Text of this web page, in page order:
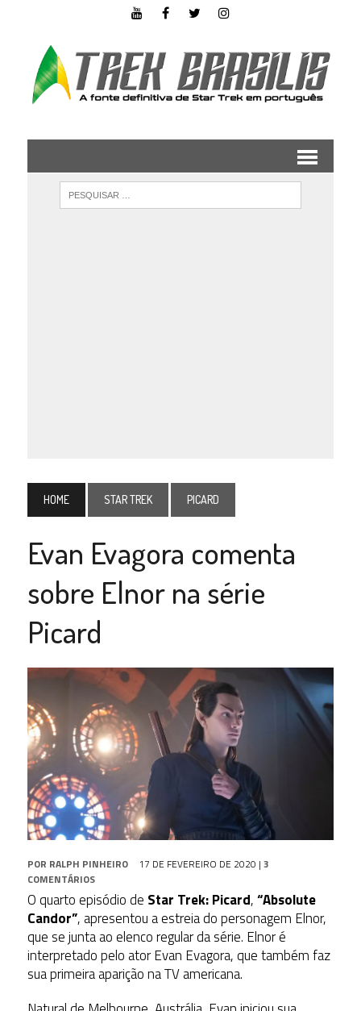
HOME STAR TREK PICARD
Evan Evagora comenta
sobre Elnor na série
Picard
POR RALPH PINHEIRO 17 DE FEVEREIRO DE 2020 | 3
COMENTÁRIOS
O quarto episódio de Star Trek: Picard,“Absolute
Candor”, apresentou a estreia do personagem Elnor,
que se junta ao elenco regular da série. Elnor é
interpretado pelo ator Evan Evagora, que também faz
sua primeira aparição na TV americana.